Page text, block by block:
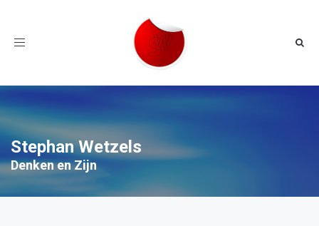
Toggle
Stephan Wetzels
Denken en Zijn